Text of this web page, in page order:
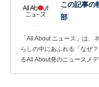
この記事の
部
「All About ニュース」は、
らしの中にあふれる「なぜ
るAll About発のニュースメ